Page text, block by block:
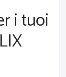
i tuoi